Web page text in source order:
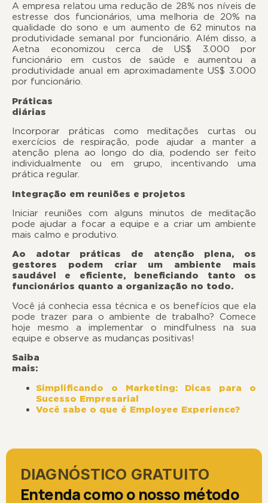
A empresa relatou uma redução de 28% nos níveis de
estresse dos funcionários, uma melhoria de 20% na
qualidade do sono e um aumento de 62 minutos na
produtividade semanal por funcionário. Além disso, a
Aetna economizou cerca de US$ 3.000 por
funcionário em custos de saúde e aumentou a
produtividade anual em aproximadamente US$ 3.000
por funcionário.
Práticas
Incorporar práticas como meditações curtas ou
exercícios de respiração, pode ajudar a manter a
atenção plena ao longo do dia, podendo ser feito
individualmente ou em grupo, incentivando uma
prática regular.
Integração em reuniões e projetos
Iniciar reuniões com alguns minutos de meditação
pode ajudar a focar a equipe e a criar um ambiente
mais calmo e produtivo.
Ao adotar práticas de atenção plena, os
gestores podem criar um ambiente mais
saudável e eficiente, beneficiando tanto os
funcionários quanto a organização no todo.
Você já conhecia essa técnica e os benefícios que ela
pode trazer para o ambiente de trabalho? Comece
hoje mesmo a implementar o mindfulness na sua
equipe e observe as mudanças positivas!
Saiba
mais:
Simplificando o Marketing: Dicas para o
Sucesso Empresarial
Você sabe o que é Employee Experience?
DIAGNÓSTICO GRATUITO
Entenda como o nosso método